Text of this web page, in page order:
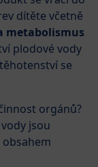
dítěte včetně
metabolismus
plodové vody
se
orgánů?
jsou